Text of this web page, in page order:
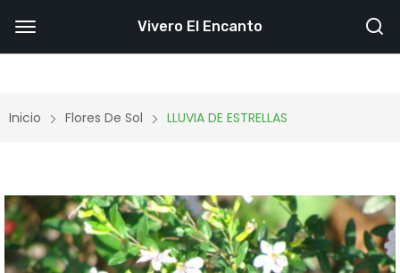
Inicio Flores De Sol LLUVIA DE ESTRELLAS
Vivero El Encanto